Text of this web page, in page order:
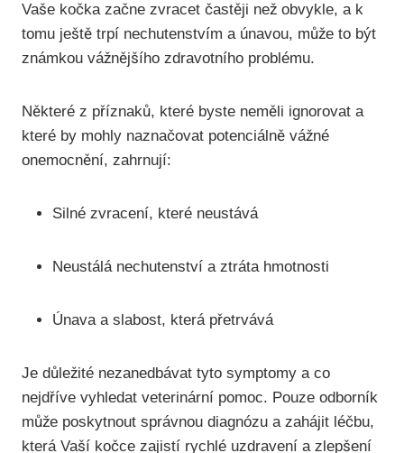
Vaše kočka začne zvracet častěji než obvykle, a k
tomu ještě trpí nechutenstvím a únavou, může to být
známkou vážnějšího zdravotního problému.
Některé z příznaků, které byste neměli ignorovat a
které by mohly naznačovat potenciálně vážné
onemocnění, zahrnují:
Silné zvracení, které neustává
Neustálá nechutenství a ztráta hmotnosti
Únava a slabost, která přetrvává
Je důležité nezanedbávat tyto symptomy a co
nejdříve vyhledat veterinární pomoc. Pouze odborník
může poskytnout správnou diagnózu a zahájit léčbu,
která Vaší kočce zajistí rychlé uzdravení a zlepšení